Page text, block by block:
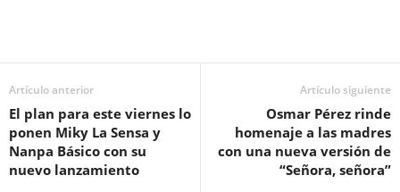
Artículo anterior
El plan para este viernes lo
ponen Miky La Sensa y
Nanpa Básico con su
nuevo lanzamiento
Artículo siguiente
Osmar Pérez rinde
homenaje a las madres
con una nueva versión de
“Señora, señora”